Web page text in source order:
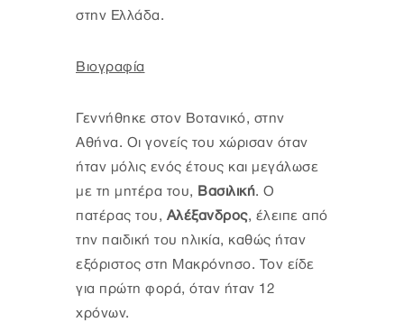
στην Ελλάδα.
Βιογραφία
Γεννήθηκε στον Βοτανικό, στην
Αθήνα. Οι γονείς του χώρισαν όταν
ήταν μόλις ενός έτους και μεγάλωσε
με τη μητέρα του, Βασιλική. Ο
πατέρας του, Αλέξανδρος, έλειπε από
την παιδική του ηλικία, καθώς ήταν
εξόριστος στη Μακρόνησο. Τον είδε
για πρώτη φορά, όταν ήταν 12
χρόνων.